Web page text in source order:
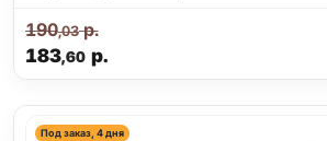
183,60р.
190,03р.
Под заказ, 4 дня